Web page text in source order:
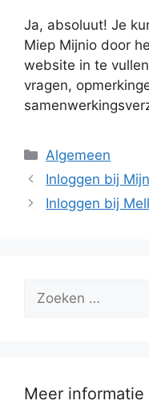
Ja, absoluut! Je
Miep Mijnio door
website in te
vragen,
Categorieën
Algemeen
Inloggen bij
Inloggen bij
naar:
Meer informatie